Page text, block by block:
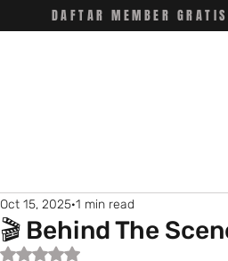
DAFTAR MEMBER
🎬 Behind The
Oct 15, 2025 1 min read
Rated NaN out of 5 stars.